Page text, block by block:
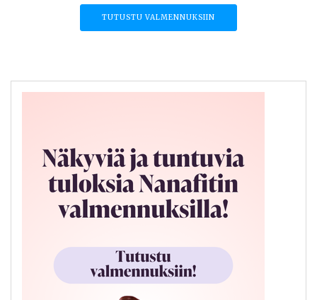
TUTUSTU VALMENNUKSIIN